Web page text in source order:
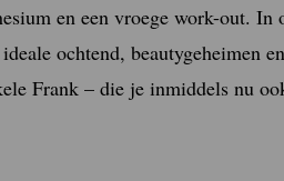
en een vroege work-out. In
ochtend, beautygeheimen
Frank – die je inmiddels nu